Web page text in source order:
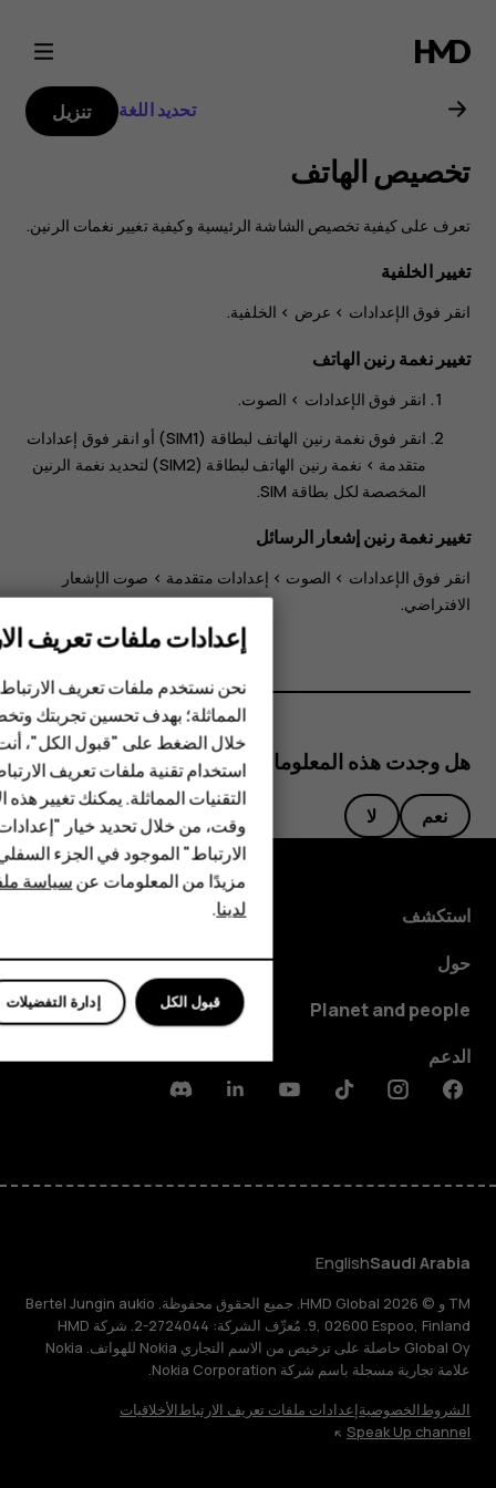
دليل
مستخدم
هاتف
Nokia
4.2
الهواتف المميزة
الأكسسوارات
HMD Terra M
HMD DUB
HMD Watch
للأعمال
تحديد اللغة تنزيل
تخصيص الهاتف
تعرف على كيفية تخصيص الشاشة الرئيسية وكيفية تغيير نغمات الرنين.
تغيير الخلفية
انقر فوق >
> الخلفية.
تغيير نغمة رنين الهاتف
انقر فوق الإعدادات > الصوت.
انقر فوق نغمة رنين الهاتف لبطاقة (SIM1) أو انقر فوق إعدادات
متقدمة > نغمة رنين الهاتف لبطاقة (SIM2)
لتحديد نغمة الرنين
المخصصة لكل بطاقة SIM.
تغيير نغمة رنين إشعار الرسائل
انقر فوق الإعدادات > الصوت > إعدادات متقدمة > صوت الإشعار
الافتراضي.
هل وجدت هذه المعلومات مفيدة؟
نعم لا
استكشف
حول
Planet and people
الدعم
Facebook
Instagram
Tiktok
Youtube
Linkedin
Discord
Saudi Arabia
English
TM و © 2026 HMD Global. جميع الحقوق محفوظة. Bertel Jungin aukio
9, 02600 Espoo, Finland. مُعرِّف الشركة: 2724044-2. شركة HMD
Global Oy حاصلة على ترخيص من الاسم التجاري Nokia للهواتف. Nokia
علامة تجارية مسجلة باسم شركة Nokia Corporation.
الشروطالخصوصيةإعدادات ملفات تعريف الارتباطالأخلاقيات
Speak Up channel
إعدادات ملفات تعريف
نحن نستخدم ملفات تعريف
المماثلة؛ بهدف تحسين تجربتك
خلال الضغط على "قبول الكل"،
استخدام تقنية ملفات تعريف
التقنيات المماثلة. يمكنك تغيير
وقت، من خلال تحديد خيار
الارتباط" الموجود في الجزء
مزيدًا من المعلومات عنسياسة
لدينا.
إدارة التفضيلات قبول الكل